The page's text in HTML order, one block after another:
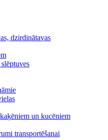
dzirdinātavas
un kucēniem
transportēšanai